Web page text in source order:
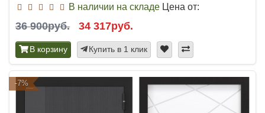
В наличии на складе Цена от:
36 900руб. 34 317руб.
В корзину Купить в 1 клик
-7%